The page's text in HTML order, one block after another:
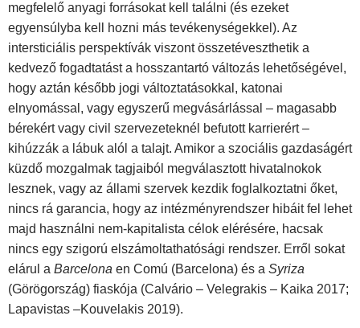
megfelelő anyagi forrásokat kell találni (és ezeket
egyensúlyba kell hozni más tevékenységekkel). Az
intersticiális perspektívák viszont összetéveszthetik a
kedvező fogadtatást a hosszantartó változás lehetőségével,
hogy aztán később jogi változtatásokkal, katonai
elnyomással, vagy egyszerű megvásárlással – magasabb
bérekért vagy civil szervezeteknél befutott karrierért –
kihúzzák a lábuk alól a talajt. Amikor a szociális gazdaságért
küzdő mozgalmak tagjaiból megválasztott hivatalnokok
lesznek, vagy az állami szervek kezdik foglalkoztatni őket,
nincs rá garancia, hogy az intézményrendszer hibáit fel lehet
majd használni nem-kapitalista célok elérésére, hacsak
nincs egy szigorú elszámoltathatósági rendszer. Erről sokat
elárul a Barcelona en Comú (Barcelona) és a Syriza
(Görögország) fiaskója (Calvário – Velegrakis – Kaika 2017;
Lapavistas –Kouvelakis 2019).